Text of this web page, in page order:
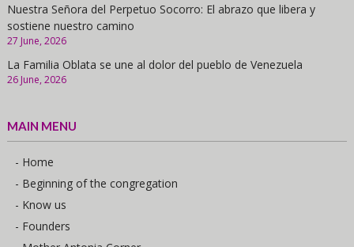
Nuestra Señora del Perpetuo Socorro: El abrazo que libera y
sostiene nuestro camino
27 June, 2026
La Familia Oblata se une al dolor del pueblo de Venezuela
26 June, 2026
MAIN MENU
- Home
- Beginning of the congregation
- Know us
- Founders